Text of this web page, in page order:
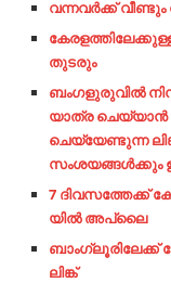
വന്നവര്‍ക്ക്​
തുടരും
ബംഗളുരുവിൽ
യാത്ര ചെയ്യാൻ
ചെയ്യേണ്ടുന്ന
സംശയങ്ങൾക്കും
7 ദിവസത്തേക്ക്
യിൽ അപ്ലൈ
ലിങ്ക്